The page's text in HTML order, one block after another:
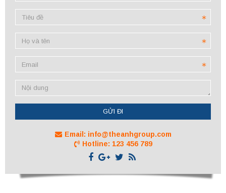
Email: info@theanhgroup.com
Hotline: 123 456 789